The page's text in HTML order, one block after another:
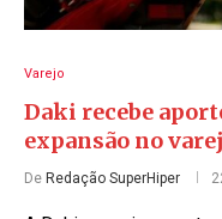
Varejo
Daki recebe
expansão no
De Redação SuperHiper